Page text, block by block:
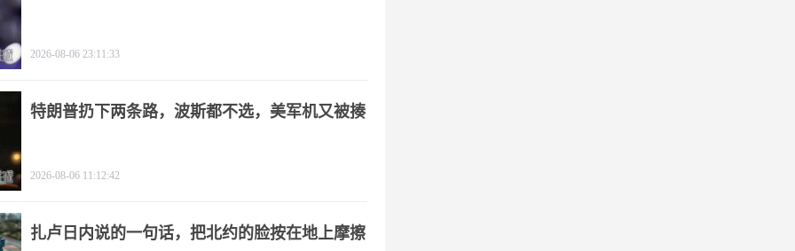
2026-08-06 23:11:33
特朗普扔下两条路，波斯都不选，美军机又被揍
2026-08-06 11:12:42
扎卢日内说的一句话，把北约的脸按在地上摩擦